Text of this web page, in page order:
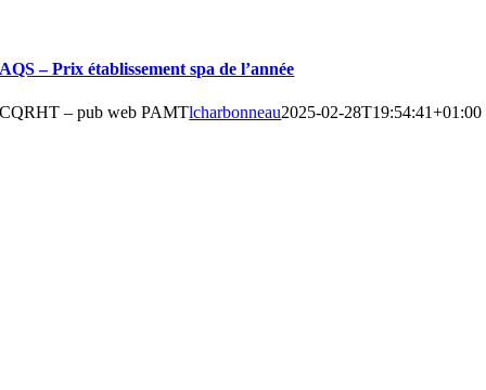
AQS – Prix établissement spa de l’année
CQRHT – pub web PAMTlcharbonneau2025-02-28T19:54:41+01:00